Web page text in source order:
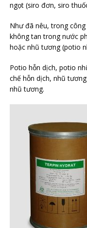
ngọt (siro đơn, siro
Như đã nêu, trong
không tan trong nước
hoặc nhũ tương (potio
Potio hỗn dịch, potio
chế hỗn dịch, nhũ
nhũ tương.